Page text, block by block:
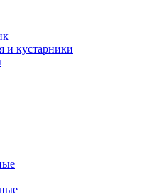
и кустарники